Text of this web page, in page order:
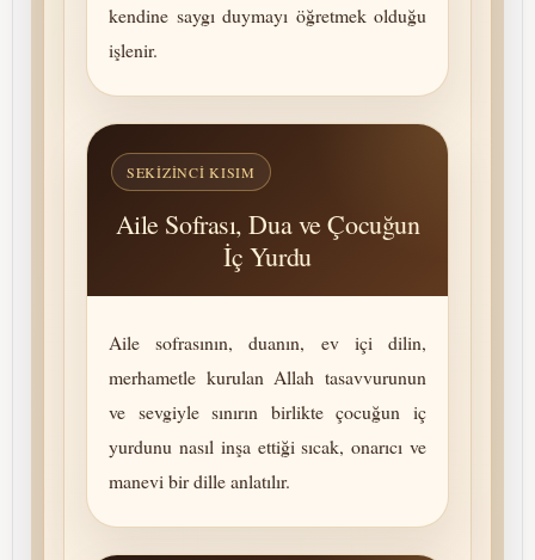
kendine saygı duymayı öğretmek olduğu
işlenir.
SEKIZINCI KISIM
Aile Sofrası, Dua ve Çocuğun
İç Yurdu
Aile sofrasının, duanın, ev içi dilin,
merhametle kurulan Allah tasavvurunun
ve sevgiyle sınırın birlikte çocuğun iç
yurdunu nasıl inşa ettiği sıcak, onarıcı ve
manevi bir dille anlatılır.